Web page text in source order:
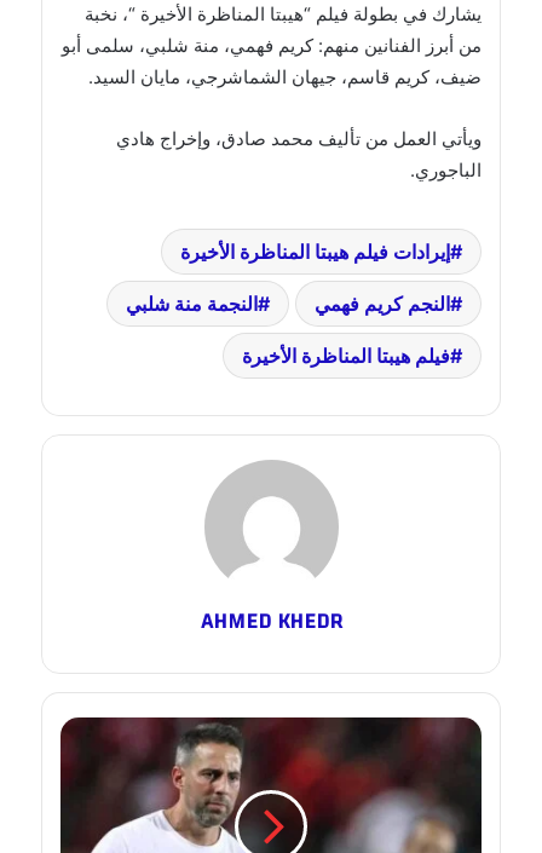
يشارك في بطولة فيلم “هيبتا المناظرة الأخيرة “، نخبة
من أبرز الفنانين منهم: كريم فهمي، منة شلبي، سلمى أبو
ضيف، كريم قاسم، جيهان الشماشرجي، مايان السيد.
ويأتي العمل من تأليف محمد صادق، وإخراج هادي
الباجوري.
إيرادات فيلم هيبتا المناظرة الأخيرة
النجم كريم فهمي النجمة منة شلبي
فيلم هيبتا المناظرة الأخيرة
AHMED KHEDR